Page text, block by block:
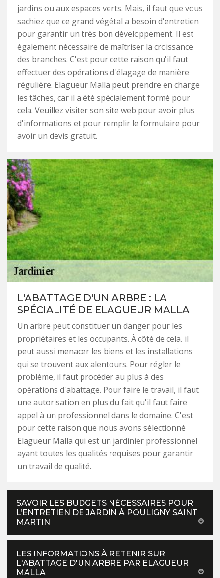
jardins ou aux espaces verts. Mais, il faut que vous
sachiez que ce grand végétal a besoin d'entretien
pour garantir un très bon développement. Il est
également nécessaire de maîtriser la croissance
des branches. C'est pour cette raison qu'il faut
effectuer des opérations d'élagage de manière
régulière. Elagueur Malla peut prendre en charge
les tâches, car il a été spécialement formé pour
cela. Veuillez visiter son site web pour avoir plus
d'informations et pour remplir le formulaire pour
avoir un devis gratuit.
L'ABATTAGE D'UN ARBRE : LA
SPÉCIALITÉ DE ELAGUEUR MALLA
Un arbre peut constituer un danger pour les
propriétaires et les occupants. À côté de cela, il
peut aussi menacer les biens et les installations
qui se trouvent aux alentours. Pour régler le
problème, il faut procéder au plus à des
opérations d'abattage. Pour faire le travail, il faut
une autorisation en plus du fait qu'il faut faire
appel à un professionnel dans le domaine. C'est
pour cette raison que nous avons sélectionné
Elagueur Malla qui est un jardinier professionnel
ayant toutes les qualités requises pour garantir
un travail de qualité.
SAVOIR LES BUDGETS NÉCESSAIRES POUR
L’ENTRETIEN DE JARDIN À POULIGNY SAINT
MARTIN
LES INFORMATIONS À RETENIR SUR
L'ABATTAGE D'UN ARBRE PAR ELAGUEUR
MALLA